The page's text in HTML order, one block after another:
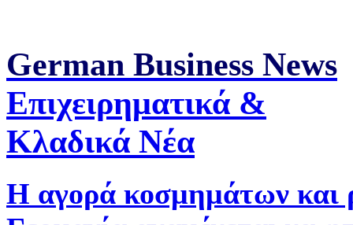
German Business News
Επιχειρηματικά &
Κλαδικά Νέα
Η αγορά κοσμημάτων και